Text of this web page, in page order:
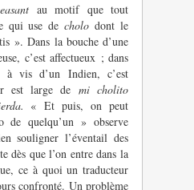
au motif que tout
qui use de cholodont le
». Dans la bouche d’une
c’est affectueux ; dans
vis d’un Indien, c’est
est large de mi cholito
« Et puis, on peut
de quelqu’un » observe
souligner l’éventail des
dès que l’on entre dans la
ce à quoi un traducteur
confronté. Un problème